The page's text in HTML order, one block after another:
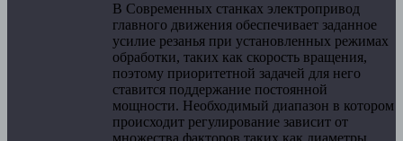
В Современных станках электропривод
главного движения обеспечивает заданное
усилие резанья при установленных режимах
обработки, таких как скорость вращения,
поэтому приоритетной задачей для него
ставится поддержание постоянной
мощности. Необходимый диапазон в котором
происходит регулирование зависит от